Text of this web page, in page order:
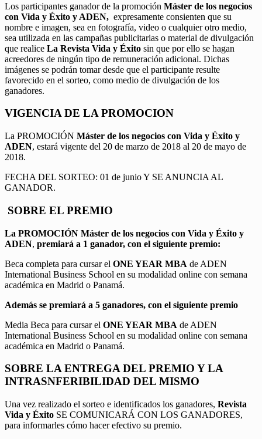
Los participantes ganador de la promoción Máster de los negocios
con Vida y Éxito y ADEN, expresamente consienten que su
nombre e imagen, sea en fotografía, video o cualquier otro medio,
sea utilizada en las campañas publicitarias o material de divulgación
que realice La Revista Vida y Éxito sin que por ello se hagan
acreedores de ningún tipo de remuneración adicional. Dichas
imágenes se podrán tomar desde que el participante resulte
favorecido en el sorteo, como medio de divulgación de los
ganadores.
VIGENCIA DE LA PROMOCION
La PROMOCIÓN Máster de los negocios con Vida y Éxito y
ADEN, estará vigente del 20 de marzo de 2018 al 20 de mayo de
2018.
FECHA DEL SORTEO: 01 de junio Y SE ANUNCIA AL
GANADOR.
SOBRE EL PREMIO
La PROMOCIÓN Máster de los negocios con Vida y Éxito y
ADEN, premiará a 1 ganador, con el siguiente premio:
Beca completa para cursar el ONE YEAR MBA de ADEN
International Business School en su modalidad online con semana
académica en Madrid o Panamá.
Además se premiará a 5 ganadores, con el siguiente premio
Media Beca para cursar el ONE YEAR MBA de ADEN
International Business School en su modalidad online con semana
académica en Madrid o Panamá.
SOBRE LA ENTREGA DEL PREMIO Y LA
INTRASNFERIBILIDAD DEL MISMO
Una vez realizado el sorteo e identificados los ganadores, Revista
Vida y Éxito SE COMUNICARÁ CON LOS GANADORES,
para informarles cómo hacer efectivo su premio.